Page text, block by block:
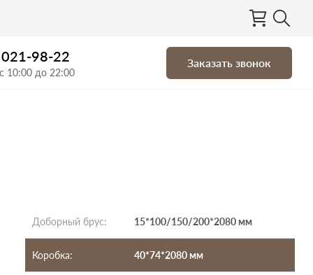
98-22
10:00 до 22:00
Заказать звонок
Доборный брус: 15*100/150/200*2080 мм
Коробка: 40*74*2080 мм